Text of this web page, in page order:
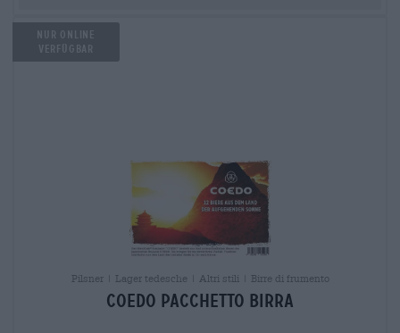
Nur Online
verfügbar
Pilsner | Lager tedesche | Altri stili | Birre di frumento
coedo Pacchetto birra